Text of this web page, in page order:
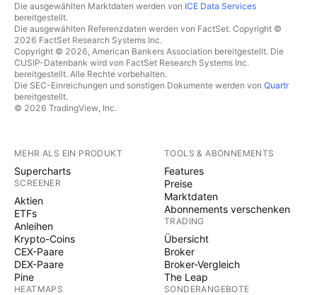
Die ausgewählten Marktdaten werden von ICE Data Services
bereitgestellt.
Die ausgewählten Referenzdaten werden von FactSet. Copyright ©
2026 FactSet Research Systems Inc.
Copyright © 2026, American Bankers Association bereitgestellt. Die
CUSIP-Datenbank wird von FactSet Research Systems Inc.
bereitgestellt. Alle Rechte vorbehalten.
Die SEC-Einreichungen und sonstigen Dokumente werden von Quartr
bereitgestellt.
© 2026 TradingView, Inc.
MEHR ALS EIN PRODUKT
Supercharts
SCREENER
Aktien
ETFs
Anleihen
Krypto-Coins
CEX-Paare
DEX-Paare
Pine
HEATMAPS
TOOLS & ABONNEMENTS
Features
Preise
Marktdaten
Abonnements verschenken
TRADING
Übersicht
Broker
Broker-Vergleich
The Leap
SONDERANGEBOTE